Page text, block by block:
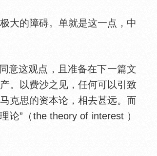
大的障碍。单就是这一点，中
这观点，且准备在下一篇文
。以费沙之见，任何可以引致
克思的资本论，相去甚远。而
论”（the theory of interest ）